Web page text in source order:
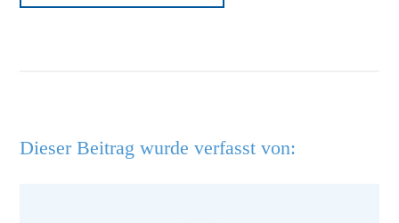
Dieser Beitrag wurde verfasst von: